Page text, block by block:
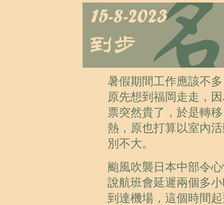
暑假期間工作應該不
原先想到福岡走走，
票突然貴了，於是轉
熱，原也打算以室內
別不大。
颱風吹襲日本中部令
說航班會延遲兩個多
到達機場，這個時間